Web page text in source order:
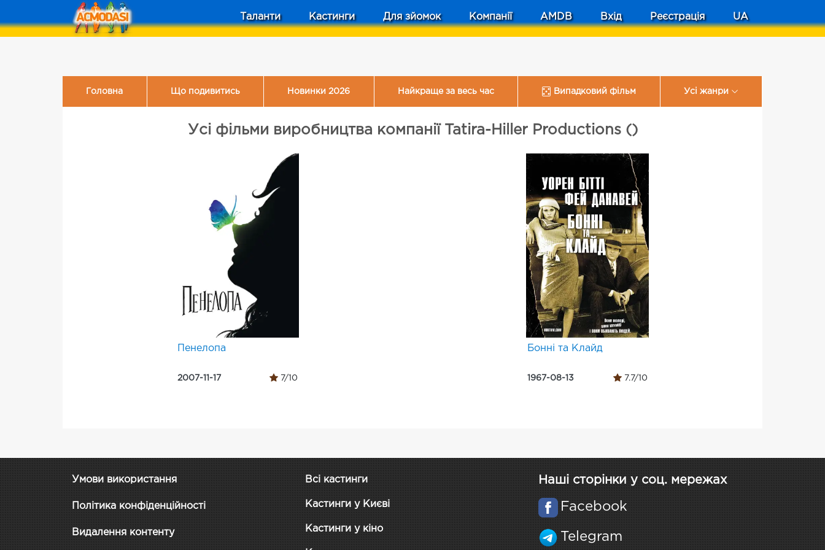
Таланти Кастинги Для зйомок Компанії AMDB Вхід Реєстрація UA
Головна Що подивитись Новинки 2026 Найкраще за весь час Випадковий фільм Усі жанри
Усі фільми виробництва компанії Tatira-Hiller Productions ()
Пенелопа
2007-11-17 7/10
Бонні та Клайд
1967-08-13 7.7/10
Умови використання
Політика конфіденційності
Видалення контенту
Всі кастинги
Кастинги у Києві
Кастинги у кіно
Наші сторінки у соц. мережах
Facebook
Telegram